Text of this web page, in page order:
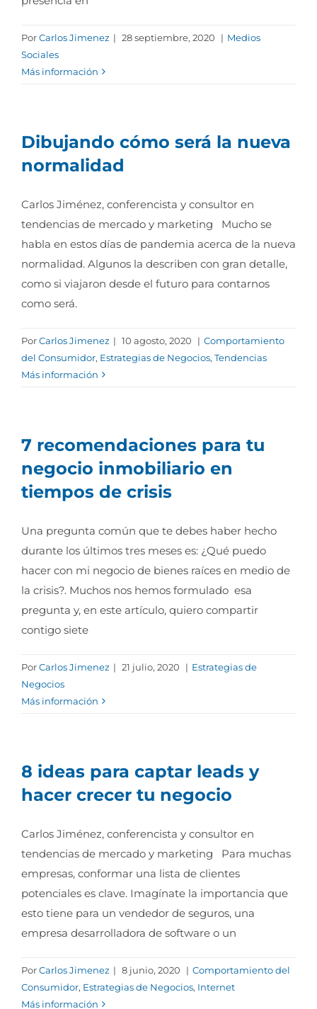
PorCarlos Jimenez | 28 septiembre, 2020 | Medios
Sociales
Más información
Dibujando cómo será la nueva
normalidad
Carlos Jiménez, conferencista y consultor en
tendencias de mercado y marketing Mucho se
habla en estos días de pandemia acerca de la nueva
normalidad. Algunos la describen con gran detalle,
como si viajaron desde el futuro para contarnos
como será.
PorCarlos Jimenez | 10 agosto, 2020 | Comportamiento
del Consumidor, Estrategias de Negocios, Tendencias
Más información
7 recomendaciones para tu
negocio inmobiliario en
tiempos de crisis
Una pregunta común que te debes haber hecho
durante los últimos tres meses es: ¿Qué puedo
hacer con mi negocio de bienes raíces en medio de
la crisis?. Muchos nos hemos formulado esa
pregunta y, en este artículo, quiero compartir
contigo siete
PorCarlos Jimenez | 21 julio, 2020 | Estrategias de
Negocios
Más información
8 ideas para captar leads y
hacer crecer tu negocio
Carlos Jiménez, conferencista y consultor en
tendencias de mercado y marketing Para muchas
empresas, conformar una lista de clientes
potenciales es clave. Imagínate la importancia que
esto tiene para un vendedor de seguros, una
empresa desarrolladora de software o un
PorCarlos Jimenez | 8 junio, 2020 | Comportamiento del
Consumidor, Estrategias de Negocios, Internet
Más información